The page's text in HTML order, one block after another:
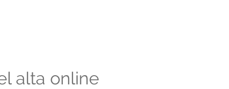
alta online